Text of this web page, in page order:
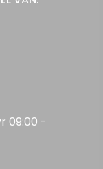
09:00 -